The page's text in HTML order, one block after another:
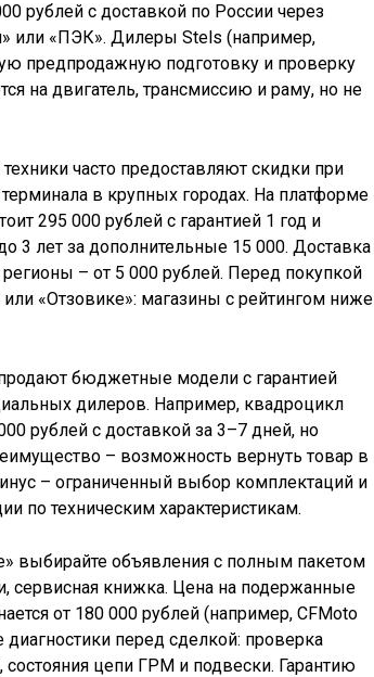
рублей с доставкой по России через
или «ПЭК». Дилеры Stels (например,
предпродажную подготовку и проверку
на двигатель, трансмиссию и раму, но не
часто предоставляют скидки при
в крупных городах. На платформе
295 000 рублей с гарантией 1 год и
лет за дополнительные 15 000. Доставка
– от 5 000 рублей. Перед покупкой
«Отзовике»: магазины с рейтингом ниже
бюджетные модели с гарантией
дилеров. Например, квадроцикл
рублей с доставкой за 3–7 дней, но
– возможность вернуть товар в
– ограниченный выбор комплектаций и
по техническим характеристикам.
выбирайте объявления с полным пакетом
сервисная книжка. Цена на подержанные
от 180 000 рублей (например, CFMoto
перед сделкой: проверка
цепи ГРМ и подвески. Гарантию